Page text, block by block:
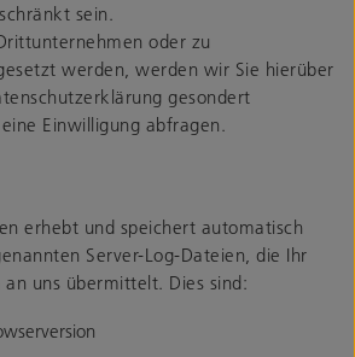
sein.
oder zu
werden, werden wir Sie hierüber
gesondert
Einwilligung abfragen.
erhebt und speichert automatisch
Server-Log-Dateien, die Ihr
uns übermittelt. Dies sind: